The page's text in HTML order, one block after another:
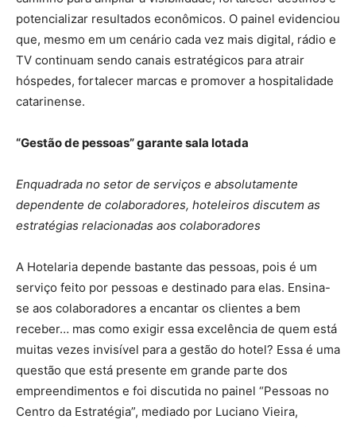
potencializar resultados econômicos. O painel evidenciou
que, mesmo em um cenário cada vez mais digital, rádio e
TV continuam sendo canais estratégicos para atrair
hóspedes, fortalecer marcas e promover a hospitalidade
catarinense.
“Gestão de pessoas” garante sala lotada
Enquadrada no setor de serviços e absolutamente
dependente de colaboradores, hoteleiros discutem as
estratégias relacionadas aos colaboradores
A Hotelaria depende bastante das pessoas, pois é um
serviço feito por pessoas e destinado para elas. Ensina-
se aos colaboradores a encantar os clientes a bem
receber… mas como exigir essa excelência de quem está
muitas vezes invisível para a gestão do hotel? Essa é uma
questão que está presente em grande parte dos
empreendimentos e foi discutida no painel “Pessoas no
Centro da Estratégia”, mediado por Luciano Vieira,